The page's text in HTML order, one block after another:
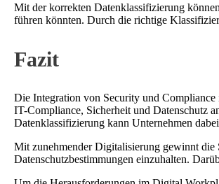
Mit der korrekten Datenklassifizierung
führen könnten. Durch die richtige
Fazit
Die Integration von Security und
IT-Compliance, Sicherheit und Datenschutz
Datenklassifizierung kann Unternehmen
Mit zunehmender Digitalisierung gewinnt die
Datenschutzbestimmungen einzuhalten.